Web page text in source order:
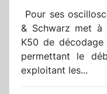
Pour ses
& Schwarz met à
K50 de
permettant le
exploitant les...